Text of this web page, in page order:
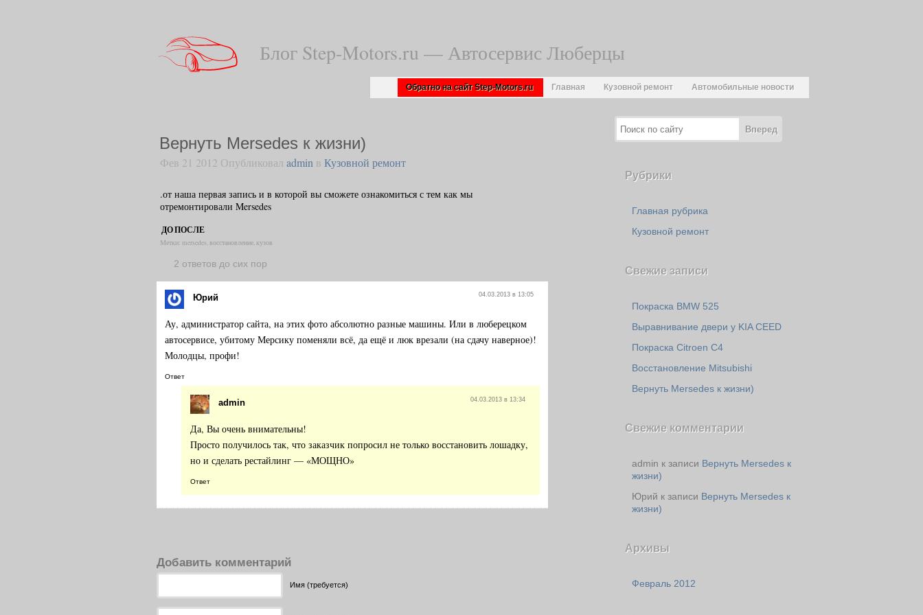
Блог Step-Motors.ru — Автосервис Люберцы
Обратно на сайт Step-Motors.ru Главная Кузовной ремонт Автомобильные новости
Вернуть Mersedes к жизни)
Фев 21 2012 Опубликовал admin в Кузовной ремонт
.от наша первая запись и в которой вы сможете ознакомиться с тем как мы
отремонтировали Mersedes
ДОПОСЛЕ
Метки: mersedes,восстановление,кузов
2 ответов до сих пор
Юрий 04.03.2013 в 13:05
Ау, администратор сайта, на этих фото абсолютно разные машины. Или в люберецком
автосервисе, убитому Мерсику поменяли всё, да ещё и люк врезали (на сдачу наверное)!
Молодцы, профи!
Ответ
admin 04.03.2013 в 13:34
Да, Вы очень внимательны!
Просто получилось так, что заказчик попросил не только восстановить лошадку,
но и сделать рестайлинг — «МОЩНО»
Ответ
Добавить комментарий
Имя (требуется)
Рубрики
Главная рубрика
Кузовной ремонт
Свежие записи
Покраска BMW 525
Выравнивание двери у KIA CEED
Покраска Citroen C4
Восстановление Mitsubishi
Вернуть Mersedes к жизни)
Свежие комментарии
admin к записи Вернуть Mersedes к
жизни)
Юрий к записи Вернуть Mersedes к
жизни)
Архивы
Февраль 2012